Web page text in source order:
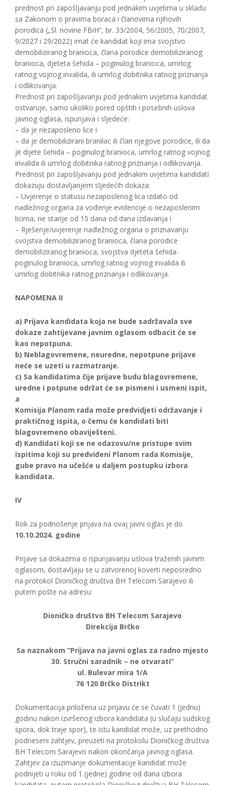
prednost pri zapošljavanju pod jednakim uvjetima u skladu
sa Zakonom o pravima boraca i članovima njihovih
porodica („Sl. novine FBiH“, br. 33/2004, 56/2005, 70/2007,
9/2027 i 29/2022) imat će kandidat koji ima svojstvo
demobiliziranog branioca, člana porodice demobiliziranog
branioca, djeteta šehida – poginulog branioca, umrlog
ratnog vojnog invalida, ili umrlog dobitnika ratnog priznanja
i odlikovanja.
Prednost pri zapošljavanju pod jednakim uvjetima kandidat
ostvaruje, samo ukoliko pored opštih i posebnih uslova
javnog oglasa, ispunjava i sljedeće:
– da je nezaposleno lice i
– da je demobilizirani branilac ili član njegove porodice, ili da
je dijete šehida – poginulog branioca, umrlog ratnog vojnog
invalida ili umrlog dobitnika ratnog priznanja i odlikovanja.
Prednost pri zapošljavanju pod jednakim uvjetima kandidati
dokazuju dostavljanjem sljedećih dokaza:
– Uvjerenje o statusu nezaposlenog lica izdato od
nadležnog organa za vođenje evidencije o nezaposlenim
licima, ne starije od 15 dana od dana izdavanja i
– Rješenje/uvjerenje nadležnog organa o priznavanju
svojstva demobiliziranog branioca, člana porodice
demobiliziranog branioca, svojstva djeteta šehida-
poginulog branioca, umrlog ratnog vojnog invalida ili
umrlog dobitnika ratnog priznanja i odlikovanja.
NAPOMENA II
a) Prijava kandidata koja ne bude sadržavala sve
dokaze zahtijevane javnim oglasom odbacit će se
kao nepotpuna.
b) Neblagovremene, neuredne, nepotpune prijave
neće se uzeti u razmatranje.
c) Sa kandidatima čije prijave budu blagovremene,
uredne i potpune održat će se pismeni i usmeni ispit,
a
Komisija Planom rada može predvidjeti održavanje i
praktičnog ispita, o čemu će kandidati biti
blagovremeno obaviješteni.
d) Kandidati koji se ne odazovu/ne pristupe svim
ispitima koji su predviđeni Planom rada Komisije,
gube pravo na učešće u daljem postupku izbora
kandidata.
IV
Rok za podnošenje prijava na ovaj javni oglas je do
10.10.2024. godine
Prijave sa dokazima o ispunjavanju uslova traženih javnim
oglasom, dostavljaju se u zatvorenoj koverti neposredno
na protokol Dioničkog društva BH Telecom Sarajevo ili
putem pošte na adresu:
Dioničko društvo BH Telecom Sarajevo
Direkcija Brčko
Sa naznakom ”Prijava na javni oglas za radno mjesto
30. Stručni saradnik – ne otvarati”
ul. Bulevar mira 1/A
76 120 Brčko Distrikt
Dokumentacija priložena uz prijavu će se čuvati 1 (jednu)
godinu nakon izvršenog izbora kandidata (u slučaju sudskog
spora, dok traje spor), te istu kandidat može, uz prethodno
podneseni zahtjev, preuzeti na protokolu Dioničkog društva
BH Telecom Sarajevo nakon okončanja javnog oglasa.
Zahtjev za izuzimanje dokumentacije kandidat može
podnijeti u roku od 1 (jedne) godine od dana izbora